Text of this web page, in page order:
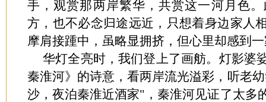
手，观赏那两岸繁华，共赏这一河月色
方，也不必念归途远近，只想着身边家人
摩肩接踵中，虽略显拥挤，但心里却感到
华灯全亮时，我们登上了画舫。灯影婆
秦淮河》的诗意，看两岸流光溢彩，听老
沙，夜泊秦淮近酒家"，秦淮河见证了太多